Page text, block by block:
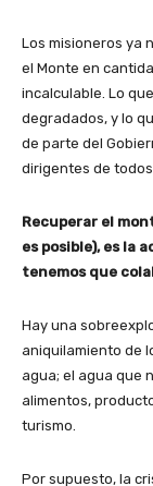
Los misioneros ya
el Monte en
incalculable. Lo
degradados, y lo
de parte del
dirigentes de
Recuperar el
es posible), es la
tenemos que
Hay una
aniquilamiento de
agua; el agua que
alimentos,
turismo.
Por supuesto, la